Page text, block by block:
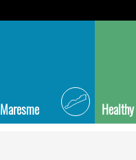
Maresme Healthy